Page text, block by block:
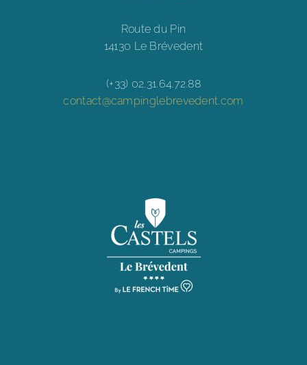
Route du Pin
14130 Le Brévedent
(+33) 02.31.64.72.88
contact@campinglebrevedent.com